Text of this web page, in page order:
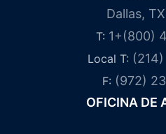
Dallas,
T: 1+(800)
Local T:
F: (972)
OFICINA DE